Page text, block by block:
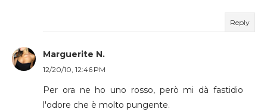
Reply
Marguerite N.
12/20/10, 12:46 PM
Per ora ne ho uno rosso, però mi dà fastidio
l'odore che è molto pungente.